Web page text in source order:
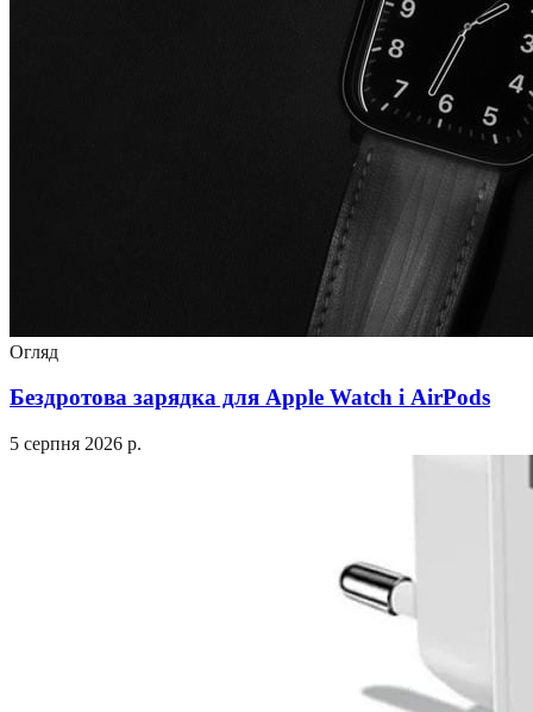
Огляд
Бездротова зарядка для Apple Watch і AirPods
5 серпня 2026 р.